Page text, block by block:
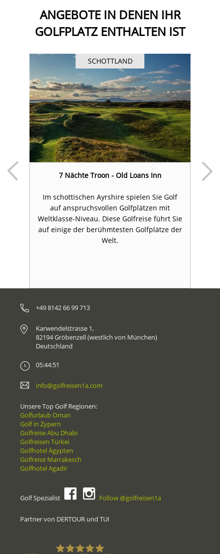
ANGEBOTE IN DENEN IHR
GOLFPLATZ ENTHALTEN IST
SCHOTTLAND
7 Nächte Troon - Old Loans Inn
Im schottischen Ayrshire spielen Sie Golf
auf anspruchsvollen Golfplätzen mit
Weltklasse-Niveau. Diese Golfreise führt Sie
auf einige der berühmtesten Golfplätze der
Welt.
+49 8142 66 99 713
Karwendelstrasse 1,
82194 Gröbenzell (westlich von München)
Deutschland
05:44:51
info@golfreisen1a.com
Unsere Top Golf Regionen:
Golfurlaub Oman
Golf in Zypern
Golfreise Abu Dhabi
Golfreisen Türkei
Golfhotel Ägypten
Golfreise Marrakesch
Golfhotel Agadir
Golf Spezialist Follow @golfreisen1a
Partner von DERTOUR und TUI